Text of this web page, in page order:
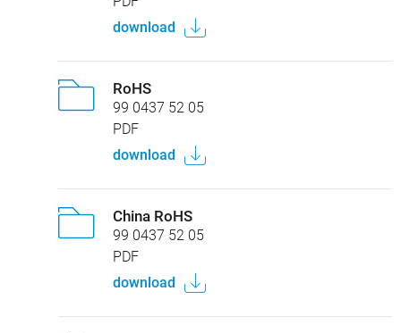
download
RoHS
99 0437 52 05
PDF
download
China RoHS
99 0437 52 05
PDF
download